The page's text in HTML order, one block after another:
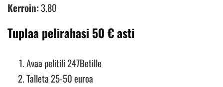
Kerroin:3.80
Tuplaa pelirahasi 50 € asti
Avaa pelitili 247Betille
Talleta 25-50 euroa